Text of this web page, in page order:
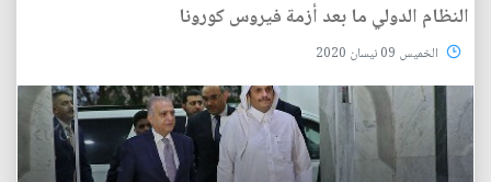
النظام الدولي ما بعد أزمة فيروس كورونا
الخميس 09 نيسان 2020